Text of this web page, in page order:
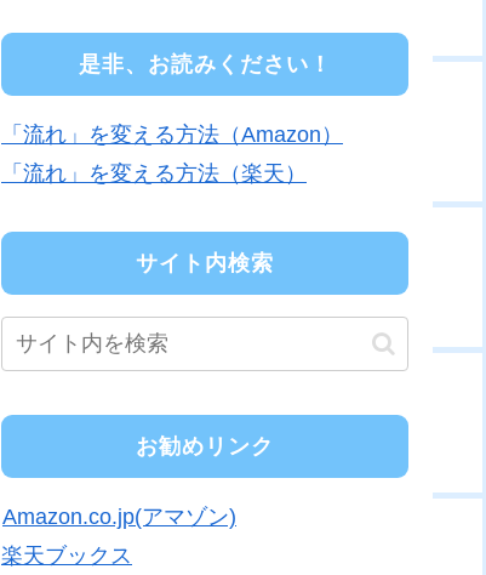
是非、お読みください！
「流れ」を変える方法（Amazon）
「流れ」を変える方法（楽天）
サイト内検索
お勧めリンク
Amazon.co.jp(アマゾン)
楽天ブックス